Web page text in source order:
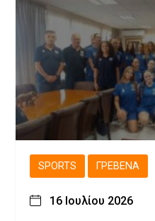
SPORTS ΓΡΕΒΕΝΆ
16 Ιουλίου 2026